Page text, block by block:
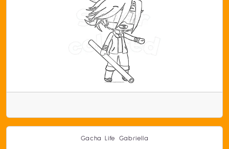
Gacha Life Gabriella